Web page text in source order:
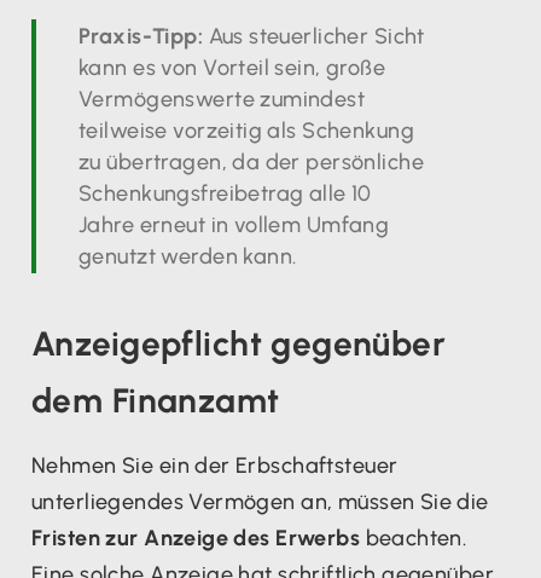
Praxis-Tipp: Aus steuerlicher Sicht
kann es von Vorteil sein, große
Vermögenswerte zumindest
teilweise vorzeitig als Schenkung
zu übertragen, da der persönliche
Schenkungsfreibetrag alle 10
Jahre erneut in vollem Umfang
genutzt werden kann.
Anzeigepflicht gegenüber
dem Finanzamt
Nehmen Sie ein der Erbschaftsteuer
unterliegendes Vermögen an, müssen Sie die
Fristen zur Anzeige des Erwerbs beachten.